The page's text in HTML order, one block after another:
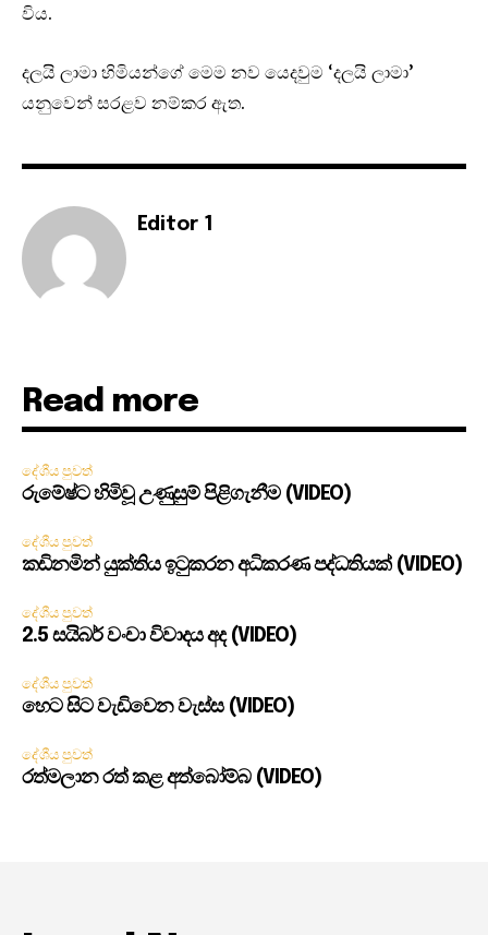
විය.
දලයි ලාමා හිමියන්ගේ මෙම නව යෙදවුම ‘දලයි ලාමා’
යනුවෙන් සරළව නම්කර ඇත.
Editor 1
Read more
දේශීය පුවත්
රුමේෂ්ට හිමිවූ උණුසුම් පිළිගැනීම (VIDEO)
දේශීය පුවත්
කඩිනමින් යුක්තිය ඉටුකරන අධිකරණ පද්ධතියක් (VIDEO)
දේශීය පුවත්
2.5 සයිබර් වංචා විවාදය අද (VIDEO)
දේශීය පුවත්
හෙට සිට වැඩිවෙන වැස්ස (VIDEO)
දේශීය පුවත්
රත්මලාන රත් කළ අත්බෝම්බ (VIDEO)